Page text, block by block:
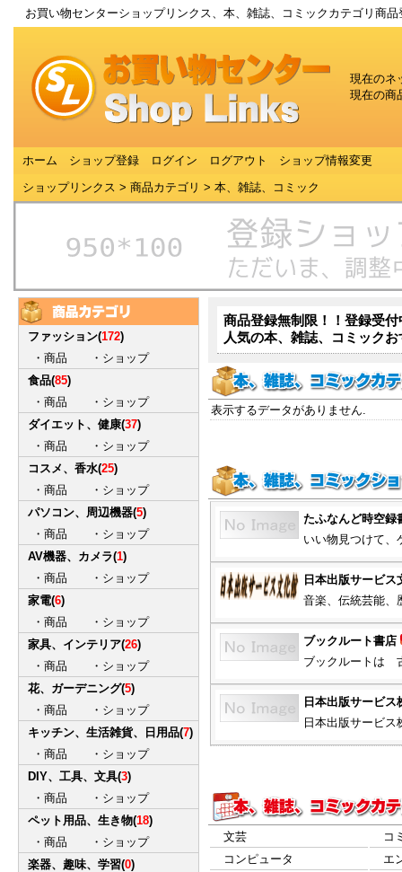
お買い物センターショップリンクス、本、雑誌、コミックカテゴリ商
現在のネ
現在の商
ホーム ショップ登録 ログイン ログアウト
ショップ情報変更
ショップリンクス > 商品カテゴリ > 本、雑誌、コミック
ファッション(172)
・ 商品 ・ ショップ
食品(85)
・ 商品 ・ ショップ
ダイエット、健康(37)
・ 商品 ・ ショップ
コスメ、香水(25)
・ 商品 ・ ショップ
パソコン、周辺機器(5)
・ 商品 ・ ショップ
AV機器、カメラ(1)
・ 商品 ・ ショップ
家電(6)
・ 商品 ・ ショップ
家具、インテリア(26)
・ 商品 ・ ショップ
花、ガーデニング(5)
・ 商品 ・ ショップ
キッチン、生活雑貨、日用品(7)
・ 商品 ・ ショップ
DIY、工具、文具(3)
・ 商品 ・ ショップ
ペット用品、生き物(18)
・ 商品 ・ ショップ
楽器、趣味、学習(0)
商品登録無制限！！登録受
人気の本、雑誌、コミック
表示するデータがありません.
たふなんど時空録
いい物見つけて、
日本出版サービス
音楽、伝統芸能、
ブックルート書店
ブックルートは
日本出版サービス
日本出版サービ
文芸
コ
コンピュータ
エ